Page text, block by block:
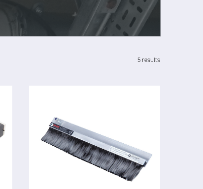
5 results
EX-HPSD 101 / 201
EX STATIC DISCHARGERS
Les déchargeurs statiques EX-
HPSD 101 et 201 sont des outils
antistatiques puissants certifiés